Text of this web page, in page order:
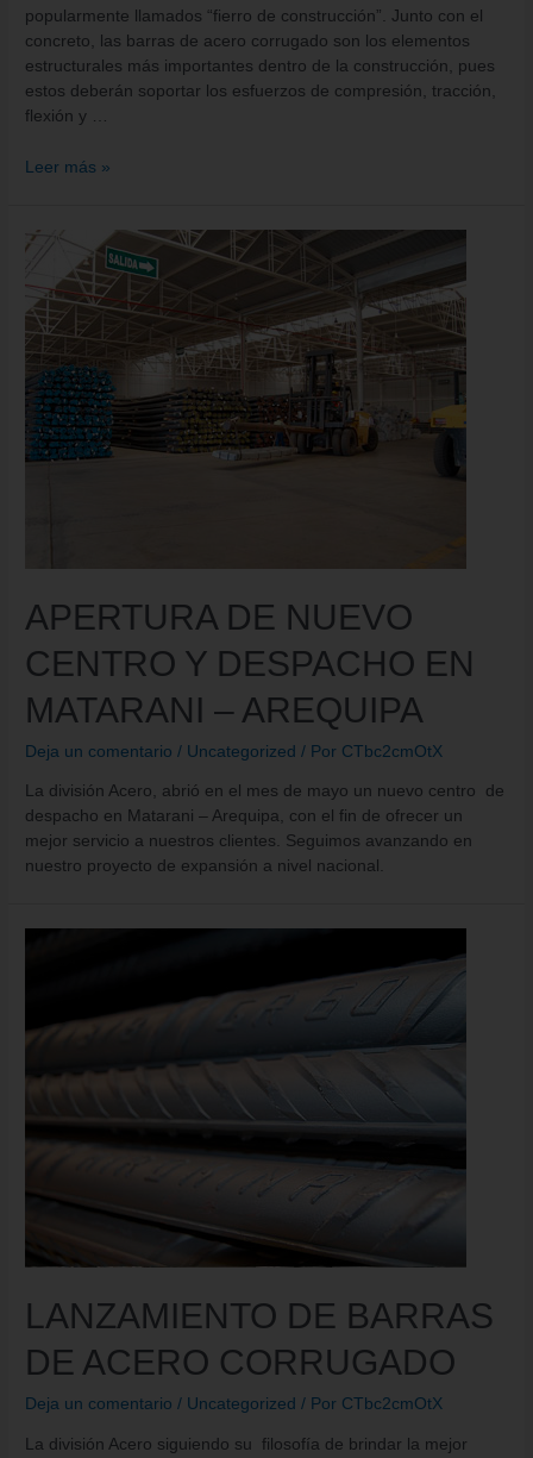
popularmente llamados “fierro de construcción”. Junto con el
concreto, las barras de acero corrugado son los elementos
estructurales más importantes dentro de la construcción, pues
estos deberán soportar los esfuerzos de compresión, tracción,
flexión y …
Leer más »
APERTURA DE NUEVO
CENTRO Y DESPACHO EN
MATARANI – AREQUIPA
Deja un comentario / Uncategorized / Por CTbc2cmOtX
La división Acero, abrió en el mes de mayo un nuevo centro de
despacho en Matarani – Arequipa, con el fin de ofrecer un
mejor servicio a nuestros clientes. Seguimos avanzando en
nuestro proyecto de expansión a nivel nacional.
LANZAMIENTO DE BARRAS
DE ACERO CORRUGADO
Deja un comentario / Uncategorized / Por CTbc2cmOtX
La división Acero siguiendo su filosofía de brindar la mejor